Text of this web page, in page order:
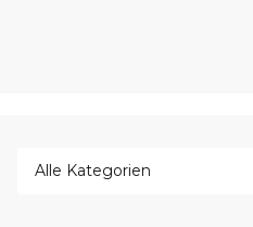
Alle Kategorien